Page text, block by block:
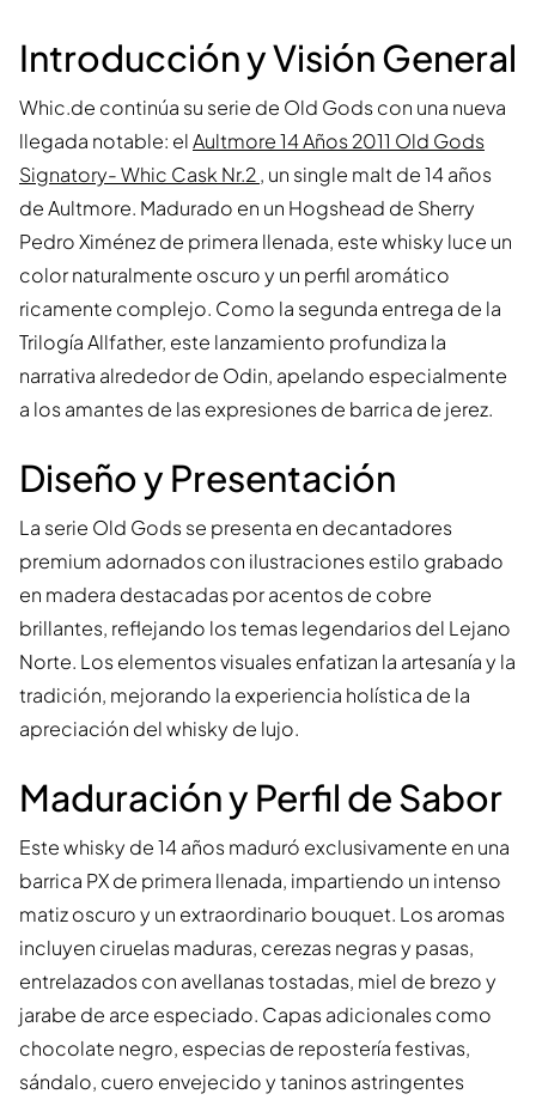
Introducción y Visión General
Whic.de continúa su serie de Old Gods con una nueva
llegada notable: elAultmore 14 Años 2011 Old Gods
Signatory- Whic Cask Nr.2, un single malt de 14 años
de Aultmore. Madurado en un Hogshead de Sherry
Pedro Ximénez de primera llenada, este whisky luce un
color naturalmente oscuro y un perfil aromático
ricamente complejo. Como la segunda entrega de la
Trilogía Allfather, este lanzamiento profundiza la
narrativa alrededor de Odin, apelando especialmente
a los amantes de las expresiones de barrica de jerez.
Diseño y Presentación
La serie Old Gods se presenta en decantadores
premium adornados con ilustraciones estilo grabado
en madera destacadas por acentos de cobre
brillantes, reflejando los temas legendarios del Lejano
Norte. Los elementos visuales enfatizan la artesanía y la
tradición, mejorando la experiencia holística de la
apreciación del whisky de lujo.
Maduración y Perfil de Sabor
Este whisky de 14 años maduró exclusivamente en una
barrica PX de primera llenada, impartiendo un intenso
matiz oscuro y un extraordinario bouquet. Los aromas
incluyen ciruelas maduras, cerezas negras y pasas,
entrelazados con avellanas tostadas, miel de brezo y
jarabe de arce especiado. Capas adicionales como
chocolate negro, especias de repostería festivas,
sándalo, cuero envejecido y taninos astringentes